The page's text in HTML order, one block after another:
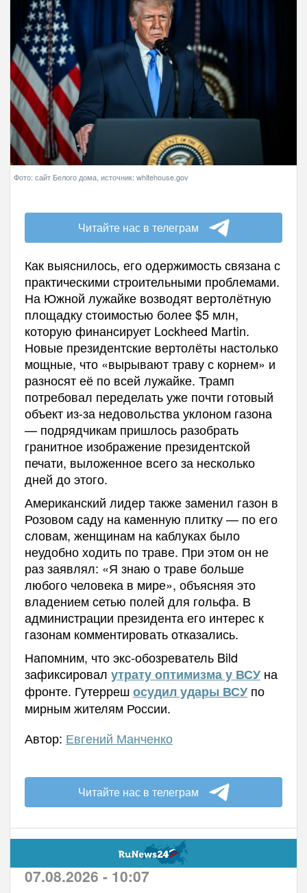
Фото: сайт Белого дома, источник: whitehouse.gov
Читайте нас в телеграм
Как выяснилось, его одержимость связана с
практическими строительными проблемами.
На Южной лужайке возводят вертолётную
площадку стоимостью более $5 млн,
которую финансирует Lockheed Martin.
Новые президентские вертолёты настолько
мощные, что «вырывают траву с корнем» и
разносят её по всей лужайке. Трамп
потребовал переделать уже почти готовый
объект из-за недовольства уклоном газона
— подрядчикам пришлось разобрать
гранитное изображение президентской
печати, выложенное всего за несколько
дней до этого.
Американский лидер также заменил газон в
Розовом саду на каменную плитку — по его
словам, женщинам на каблуках было
неудобно ходить по траве. При этом он не
раз заявлял: «Я знаю о траве больше
любого человека в мире», объясняя это
владением сетью полей для гольфа. В
администрации президента его интерес к
газонам комментировать отказались.
Напомним, что экс-обозреватель Bild
зафиксировал утрату оптимизма у ВСУна
фронте. Гутеррешосудил удары ВСУпо
мирным жителям России.
Автор: Евгений Манченко
Читайте нас в телеграм
07.08.2026 - 10:07